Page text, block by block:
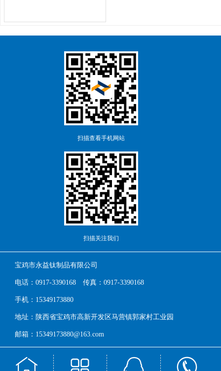
扫描查看手机网站
扫描关注我们
宝鸡市永益钛制品有限公司
电话：0917-3390168 传真：0917-3390168
手机：15349173880
地址：陕西省宝鸡市高新开发区马营镇郭家村工业园
邮箱：15349173880@163.com